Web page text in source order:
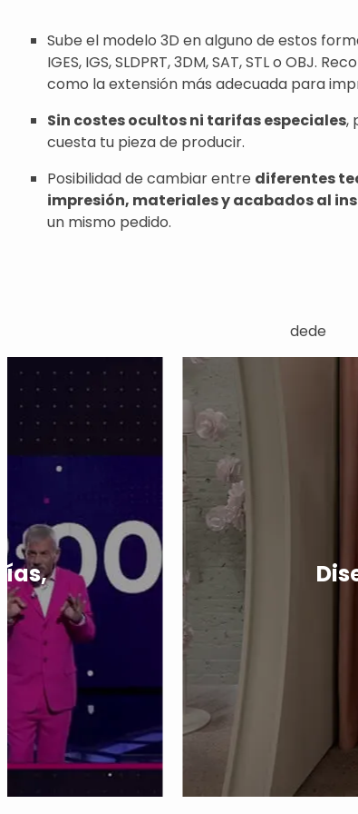
Sube el modelo 3D en alguno de estos
IGES, IGS, SLDPRT, 3DM, SAT, STL o OBJ.
como la extensión más adecuada para
Sin costes ocultos ni tarifas especiales,
cuesta tu pieza de producir.
Posibilidad de cambiar entre diferentes
impresión, materiales y acabados al
un mismo pedido.
dede